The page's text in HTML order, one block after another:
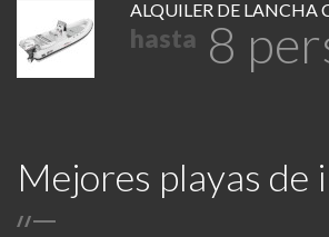
ALQUILER DE LANCHA
hasta 8
Mejores playas de
/ /